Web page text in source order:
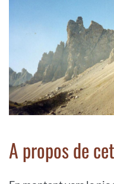
A propos de